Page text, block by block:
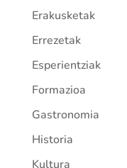
Erakusketak
Errezetak
Esperientziak
Formazioa
Gastronomia
Historia
Kultura